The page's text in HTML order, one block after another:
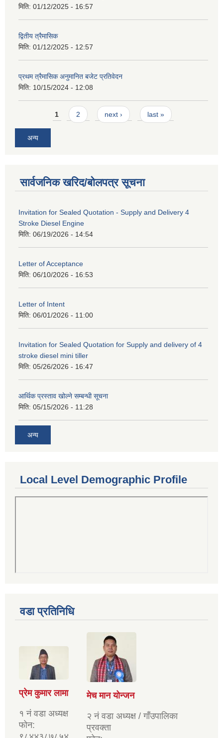
मिति: 01/12/2025 - 16:57
द्वितीय त्रैमासिक
मिति: 01/12/2025 - 12:57
प्रथम त्रैमासिक अनुमानित बजेट प्रतिवेदन
मिति: 10/15/2024 - 12:08
Pages1 2 next › last »
अन्य
सार्वजनिक खरिद/बोलपत्र सूचना
Invitation for Sealed Quotation - Supply and Delivery 4
Stroke Diesel Engine
मिति: 06/19/2026 - 14:54
Letter of Acceptance
मिति: 06/10/2026 - 16:53
Letter of Intent
मिति: 06/01/2026 - 11:00
Invitation for Sealed Quotation for Supply and delivery of 4
stroke diesel mini tiller
मिति: 05/26/2026 - 16:47
आर्थिक प्रस्ताव खोल्ने सम्बन्धी सूचना
मिति: 05/15/2026 - 11:28
अन्य
Local Level Demographic Profile
वडा प्रतिनिधि
प्रेम कुमार लामा
१ नं वडा अध्यक्ष
फोन:
मेच मान योन्जन
२ नं वडा अध्यक्ष / गाँउपालिका
प्रवक्ता